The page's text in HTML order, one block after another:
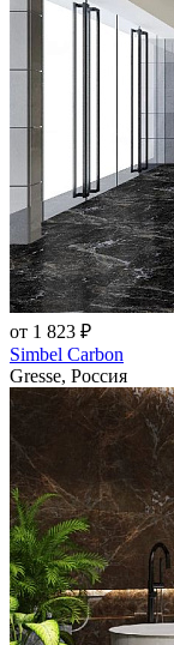
от 1 823 ₽
Simbel Carbon
Gresse, Россия